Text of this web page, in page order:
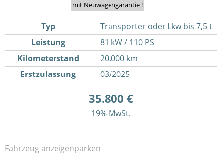
mit Neuwagengarantie !
Typ
Transporter oder Lkw bis 7,5 t
Leistung
81 kW / 110 PS
Kilometerstand
20.000 km
Erstzulassung
03/2025
35.800 €
19% MwSt.
Fahrzeug anzeigenparken